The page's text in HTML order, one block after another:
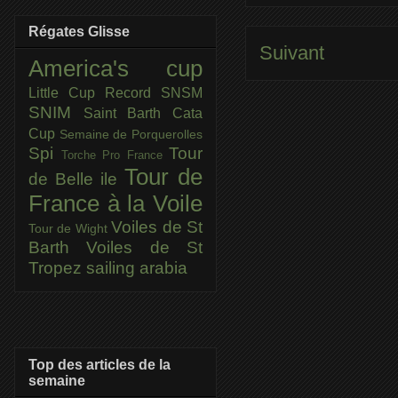
Suivant
Régates Glisse
America's cup
Little Cup Record SNSM
SNIM
Saint Barth Cata
Cup Semaine de Porquerolles
Spi Torche Pro France Tour
de Belle ile Tour de
France à la Voile
Tour de Wight Voiles de St
BarthVoiles de St
Tropez sailing arabia
Top des articles de la
semaine